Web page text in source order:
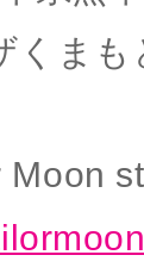
くまも
Moon